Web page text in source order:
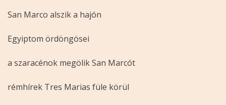
San Marco alszik a hajón
Egyiptom ördöngösei
a szaracénok megölik San Marcót
rémhírek Tres Marias füle körül